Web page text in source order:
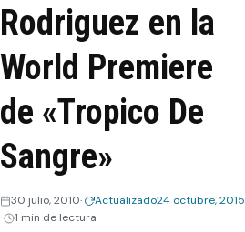
Streaming
Recomendaciones
Webisodios
Rodriguez en la
World Premiere
de «Tropico De
Sangre»
30 julio, 2010 Actualizado24 octubre, 2015
1 min de lectura